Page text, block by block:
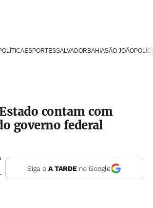
ESPORTESSALVADOR BAHIASÃO JOÃO
contam com
governo federal
Siga o A TARDEno Google